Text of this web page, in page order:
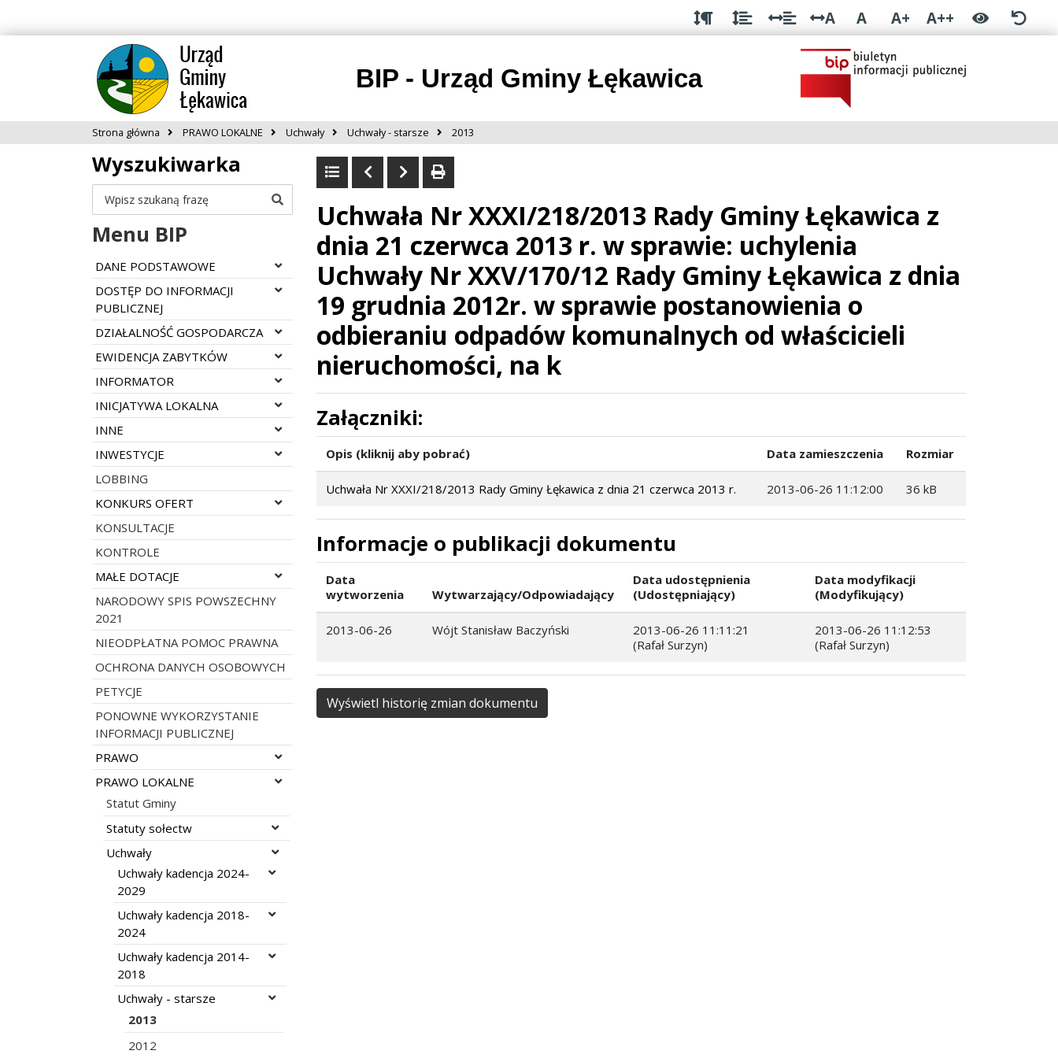
A A A+ A++
BIP - Urząd Gminy Łękawica
Strona główna PRAWO LOKALNE Uchwały Uchwały - starsze 2013
Wyszukiwarka
Szukaj
Menu BIP
Rozwiń menu
DANE PODSTAWOWE
Rozwiń menu
DOSTĘP DO INFORMACJI
PUBLICZNEJ
Rozwiń menu
DZIAŁALNOŚĆ GOSPODARCZA
Rozwiń menu
EWIDENCJA ZABYTKÓW
Rozwiń menu
INFORMATOR
Rozwiń menu
INICJATYWA LOKALNA
Rozwiń menu
INNE
Rozwiń menu
INWESTYCJE
LOBBING
Rozwiń menu
KONKURS OFERT
KONSULTACJE
KONTROLE
Rozwiń menu
MAŁE DOTACJE
NARODOWY SPIS POWSZECHNY
2021
NIEODPŁATNA POMOC PRAWNA
OCHRONA DANYCH OSOBOWYCH
PETYCJE
PONOWNE WYKORZYSTANIE
INFORMACJI PUBLICZNEJ
Rozwiń menu
PRAWO
Rozwiń menu
PRAWO LOKALNE
Statut Gminy
Rozwiń menu
Statuty sołectw
Rozwiń menu
Uchwały
Rozwiń menu
Uchwały kadencja 2024-
2029
Rozwiń menu
Uchwały kadencja 2018-
2024
Rozwiń menu
Uchwały kadencja 2014-
2018
Rozwiń menu
Uchwały - starsze
2013
2012
Uchwała Nr XXXI/218/2013 Rady Gminy Łękawica z
dnia 21 czerwca 2013 r. w sprawie: uchylenia
Uchwały Nr XXV/170/12 Rady Gminy Łękawica z dnia
19 grudnia 2012r. w sprawie postanowienia o
odbieraniu odpadów komunalnych od właścicieli
nieruchomości, na k
Załączniki:
Opis (kliknij aby pobrać) Data zamieszczenia Rozmiar
Uchwała Nr XXXI/218/2013 Rady Gminy Łękawica z dnia 21 czerwca 2013 r. 2013-06-26 11:12:00 36 kB
Informacje o publikacji dokumentu
Data
wytworzenia
Wytwarzający/Odpowiadający
Data udostępnienia
(Udostępniający)
Data modyfikacji
(Modyfikujący)
2013-06-26 Wójt Stanisław Baczyński
2013-06-26 11:11:21
(Rafał Surzyn)
2013-06-26 11:12:53
(Rafał Surzyn)
Wyświetl historię zmian dokumentu